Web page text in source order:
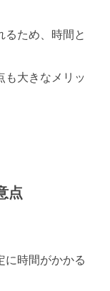
るため、時間と
も大きなメリッ
点
に時間がかかる